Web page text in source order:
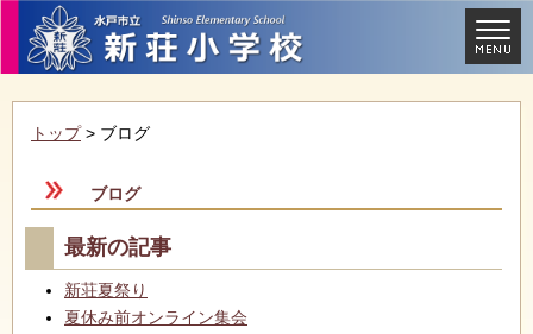
トップ> ブログ
ブログ
最新の記事
新荘夏祭り
夏休み前オンライン集会